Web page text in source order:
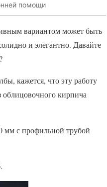
помощи
вариантом может быть
и элегантно. Давайте
кажется, что эту работу
кирпича
мм с профильной трубой